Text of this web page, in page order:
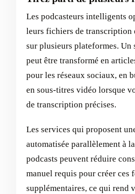
Les podcasteurs intelligents
leurs fichiers de transcription
sur plusieurs plateformes. Un
peut être transformé en
pour les réseaux sociaux, en
en sous-titres vidéo lorsque
de transcription précises.
Les services qui proposent
automatisée parallèlement à
podcasts peuvent réduire
manuel requis pour créer ces
supplémentaires, ce qui rend